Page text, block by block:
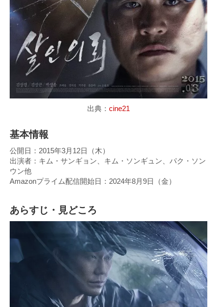
出典： cine21
基本情報
公開日：2015年3月12日（木）
出演者：キム・サンギョン、キム・ソンギュン、パク・ソン
ウン他
Amazonプライム配信開始日：2024年8月9日（金）
あらすじ・見どころ